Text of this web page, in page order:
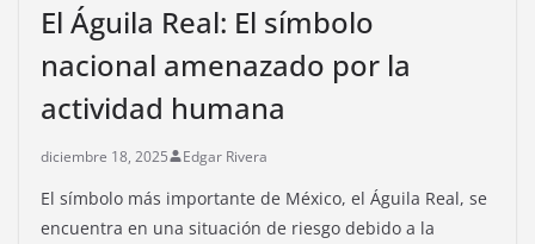
El Águila Real: El símbolo
nacional amenazado por la
actividad humana
diciembre 18, 2025 Edgar Rivera
El símbolo más importante de México, el Águila Real, se
encuentra en una situación de riesgo debido a la